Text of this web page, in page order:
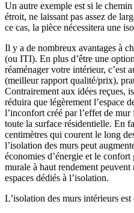
Un autre exemple est si le
étroit, ne laissant pas assez de
ce cas, la pièce nécessitera une
Il y a de nombreux avantages à
(ou ITI). En plus d’être une
réaménager votre intérieur, c’est
(meilleur rapport qualité/prix),
Contrairement aux idées reçues,
réduira que légèrement l’espace
l’inconfort créé par l’effet de
toute la surface résidentielle. En
centimètres qui courent le long
l’isolation des murs peut
économies d’énergie et le
murale à haut rendement
espaces dédiés à l’isolation.
L’isolation des murs intérieurs est